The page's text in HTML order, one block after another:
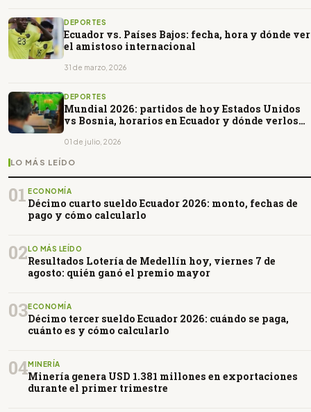
DEPORTES
Ecuador vs. Países Bajos: fecha, hora y dónde ver
el amistoso internacional
31 de marzo, 2026
DEPORTES
Mundial 2026: partidos de hoy Estados Unidos
vs Bosnia, horarios en Ecuador y dónde verlos
01 de julio, 2026
LO MÁS LEÍDO
01 ECONOMÍA
Décimo cuarto sueldo Ecuador 2026: monto, fechas de
pago y cómo calcularlo
02LO MÁS LEÍDO
Resultados Lotería de Medellín hoy, viernes 7 de
agosto: quién ganó el premio mayor
03ECONOMÍA
Décimo tercer sueldo Ecuador 2026: cuándo se paga,
cuánto es y cómo calcularlo
04MINERÍA
Minería genera USD 1.381 millones en exportaciones
durante el primer trimestre